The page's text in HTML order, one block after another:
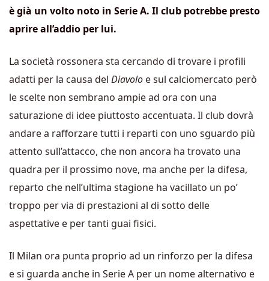
è già un volto noto in Serie A. Il club potrebbe presto
aprire all’addio per lui.
La società rossonera sta cercando di trovare i profili
adatti per la causa del Diavolo e sul calciomercato però
le scelte non sembrano ampie ad ora con una
saturazione di idee piuttosto accentuata. Il club dovrà
andare a rafforzare tutti i reparti con uno sguardo più
attento sull’attacco, che non ancora ha trovato una
quadra per il prossimo nove, ma anche per la difesa,
reparto che nell’ultima stagione ha vacillato un po’
troppo per via di prestazioni al di sotto delle
aspettative e per tanti guai fisici.
Il Milan ora punta proprio ad un rinforzo per la difesa
e si guarda anche in Serie A per un nome alternativo e